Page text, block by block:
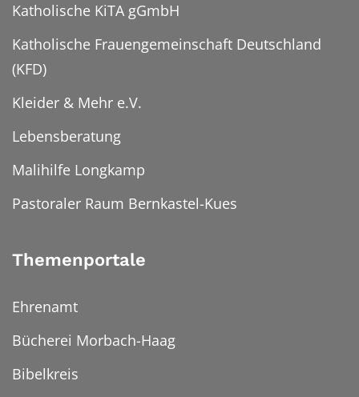
Katholische KiTA gGmbH
Katholische Frauengemeinschaft Deutschland
(KFD)
Kleider & Mehr e.V.
Lebensberatung
Malihilfe Longkamp
Pastoraler Raum Bernkastel-Kues
Themenportale
Ehrenamt
Bücherei Morbach-Haag
Bibelkreis